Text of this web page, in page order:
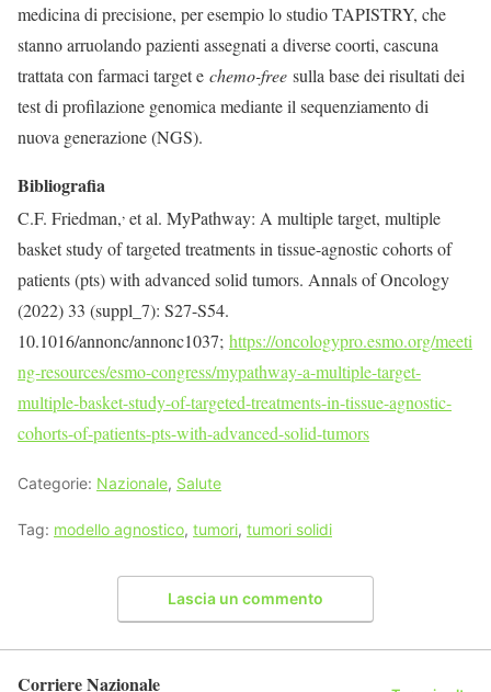
medicina di precisione, per esempio lo studio TAPISTRY, che
stanno arruolando pazienti assegnati a diverse coorti, cascuna
trattata con farmaci target e chemo-free sulla base dei risultati dei
test di profilazione genomica mediante il sequenziamento di
nuova generazione (NGS).
Bibliografia
C.F. Friedman,, et al. MyPathway: A multiple target, multiple
basket study of targeted treatments in tissue-agnostic cohorts of
patients (pts) with advanced solid tumors. Annals of Oncology
(2022) 33 (suppl_7): S27-S54.
10.1016/annonc/annonc1037; https://oncologypro.esmo.org/meeti
ng-resources/esmo-congress/mypathway-a-multiple-target-
multiple-basket-study-of-targeted-treatments-in-tissue-agnostic-
cohorts-of-patients-pts-with-advanced-solid-tumors
Categorie: Nazionale, Salute
Tag: modello agnostico, tumori, tumori solidi
Lascia un commento
Corriere Nazionale